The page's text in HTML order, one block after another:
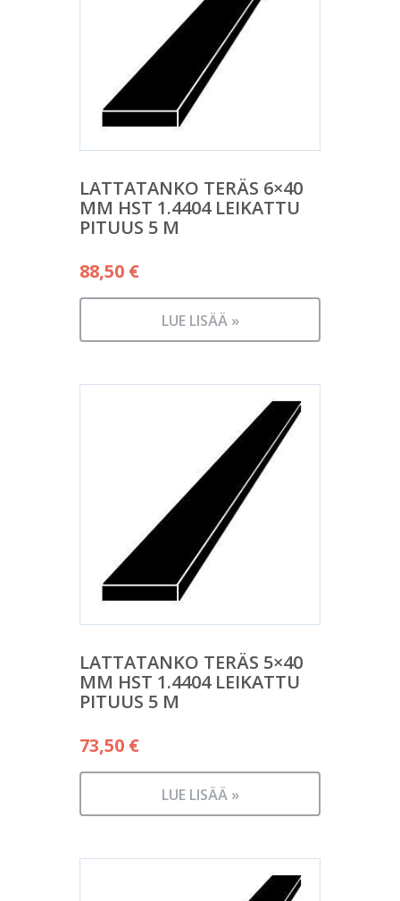
LATTATANKO TERÄS 6×40
MM HST 1.4404 LEIKATTU
PITUUS 5 M
88,50 €
LUE LISÄÄ »
LATTATANKO TERÄS 5×40
MM HST 1.4404 LEIKATTU
PITUUS 5 M
73,50 €
LUE LISÄÄ »